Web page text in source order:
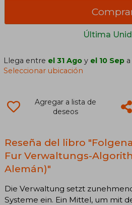
Última
Llega entre el 31 Ago y el 10 Sep a
Seleccionar ubicación
Agregar a lista de
deseos
Reseña del libro
Fur Verwaltungs-
Alemán)"
Die Verwaltung setzt
Systeme ein. Ein Mittel, um mit